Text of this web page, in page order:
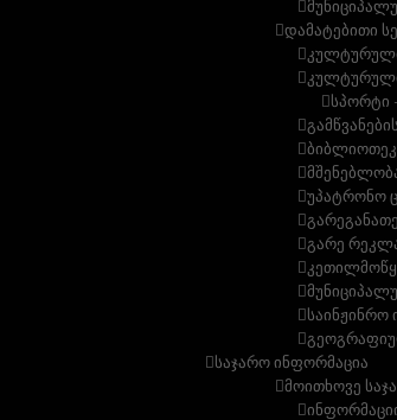
დამატებითი
კულტურული
სპორტი
უპატრონო
გარე
საინჟინრო
საჯარო ინფორმაცია
მოითხოვე